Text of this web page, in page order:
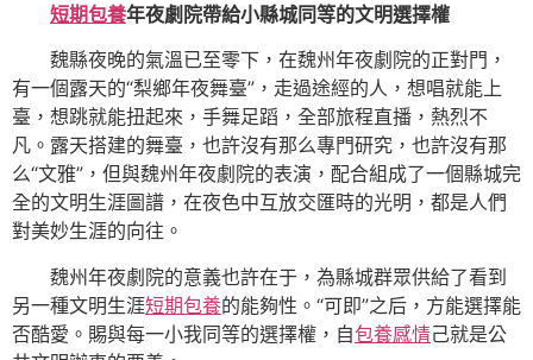
短期包養年夜劇院帶給小縣城同等的文明選擇權
魏縣夜晚的氣溫已至零下，在魏州年夜劇院的正對門，
有一個露天的“梨鄉年夜舞臺”，走過途經的人，想唱就能上
臺，想跳就能扭起來，手舞足蹈，全部旅程直播，熱烈不
凡。露天搭建的舞臺，也許沒有那么專門研究，也許沒有那
么“文雅”，但與魏州年夜劇院的表演，配合組成了一個縣城完
全的文明生涯圖譜，在夜色中互放交匯時的光明，都是人們
對美妙生涯的向往。
魏州年夜劇院的意義也許在于，為縣城群眾供給了看到
另一種文明生涯短期包養的能夠性。“可即”之后，方能選擇能
否酷愛。賜與每一小我同等的選擇權，自包養感情己就是公